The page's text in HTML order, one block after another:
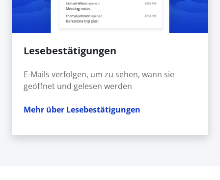
Lesebestätigungen
E-Mails verfolgen, um zu sehen, wann sie
geöffnet und gelesen werden
Mehr über Lesebestätigungen